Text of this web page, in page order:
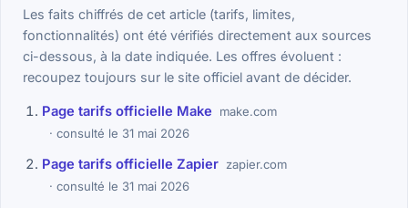
Les faits chiffrés de cet article (tarifs, limites,
fonctionnalités) ont été vérifiés directement aux sources
ci-dessous, à la date indiquée. Les offres évoluent :
recoupez toujours sur le site officiel avant de décider.
Page tarifs officielle Make
make.com
consulté le 31 mai 2026
Page tarifs officielle Zapier zapier.com
consulté le 31 mai 2026